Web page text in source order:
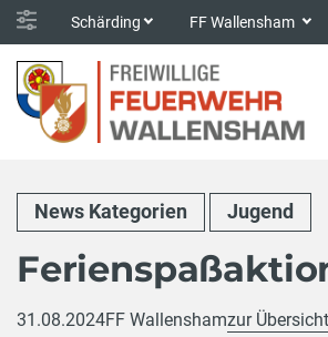
Schärding FF Wallensham
News Kategorien Jugend
31.08.2024FF Wallenshamzur Übersicht